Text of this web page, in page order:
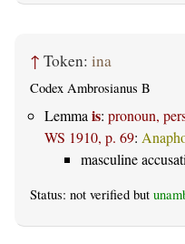
↑ Token: ina
Codex Ambrosianus B
Lemma is: pronoun,
WS 1910, p. 69:
masculine
Status: not verified but